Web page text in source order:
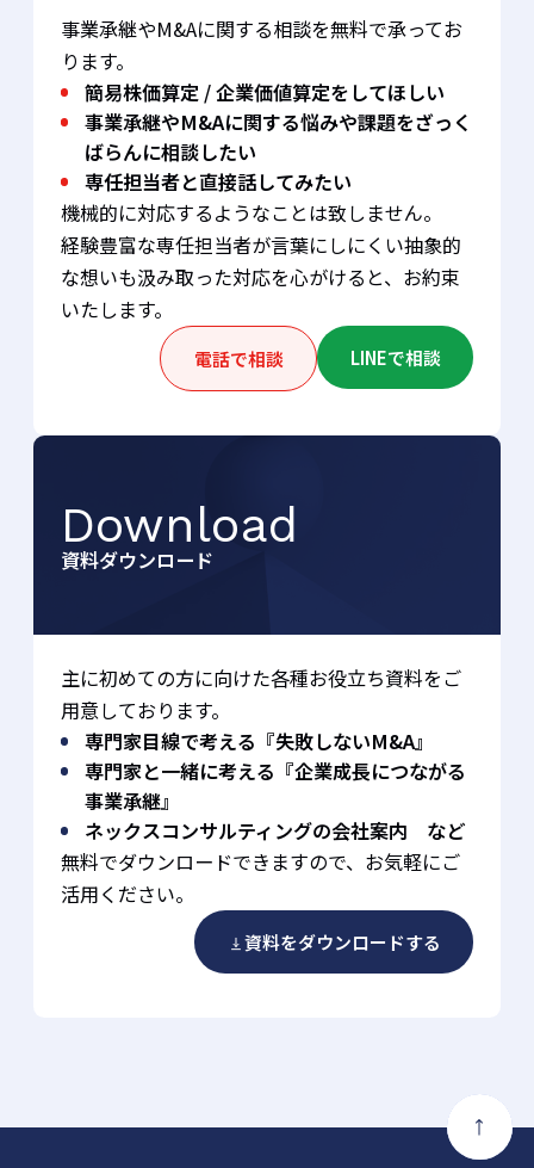
事業承継やM&Aに関する相談を無料で承ってお
ります。
簡易株価算定 / 企業価値算定をしてほしい
事業承継やM&Aに関する悩みや課題をざっく
ばらんに相談したい
専任担当者と直接話してみたい
機械的に対応するようなことは致しません。
経験豊富な専任担当者が言葉にしにくい抽象的
な想いも汲み取った対応を心がけると、お約束
いたします。
電話で相談 LINEで相談
Download
資料ダウンロード
主に初めての方に向けた各種お役立ち資料をご
用意しております。
専門家目線で考える『失敗しないM&A』
専門家と一緒に考える『企業成長につながる
事業承継』
ネックスコンサルティングの会社案内 など
無料でダウンロードできますので、お気軽にご
活用ください。
資料をダウンロードする